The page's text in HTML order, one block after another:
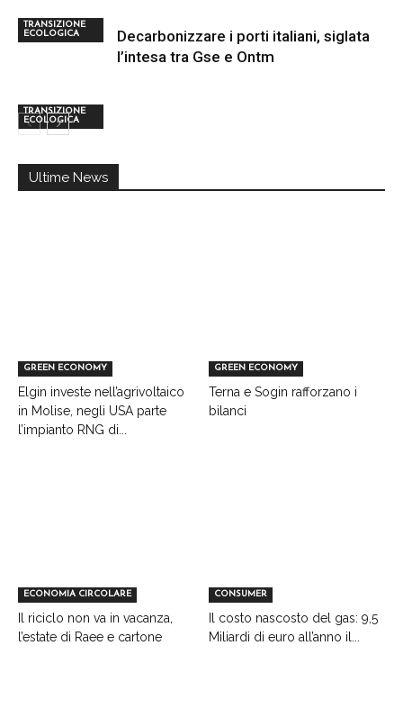
TRANSIZIONE
ECOLOGICA
TRANSIZIONE
ECOLOGICA
Decarbonizzare i porti italiani, siglata
l’intesa tra Gse e Ontm
Ultime News
GREEN ECONOMY
Elgin investe nell’agrivoltaico
in Molise, negli USA parte
l’impianto RNG di...
GREEN ECONOMY
Terna e Sogin rafforzano i
bilanci
ECONOMIA CIRCOLARE
Il riciclo non va in vacanza,
l’estate di Raee e cartone
CONSUMER
Il costo nascosto del gas: 9,5
Miliardi di euro all’anno il...